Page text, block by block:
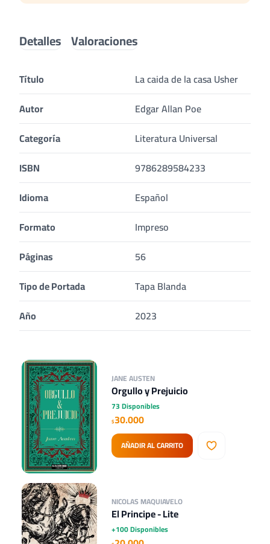
Detalles Valoraciones
Título
La caida de la casa Usher
Autor
Edgar Allan Poe
Categoría
Literatura Universal
ISBN
9786289584233
Idioma
Español
Formato
Impreso
Páginas
56
Tipo de Portada
Tapa Blanda
Año
2023
JANE AUSTEN
Orgullo y Prejuicio
73 Disponibles
$30.000
AÑADIR AL CARRITO
NICOLAS MAQUIAVELO
El Principe - Lite
+100 Disponibles